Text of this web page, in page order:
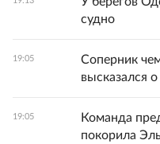
судно
19:05
Соперник
высказался
19:05
Команда
покорила